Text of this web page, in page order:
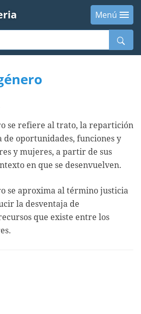
Menú
se refiere al trato, la repartición
oportunidades, funciones y
y mujeres, a partir de sus
en que se desenvuelven.
se aproxima al término justicia
la desventaja de
que existe entre los